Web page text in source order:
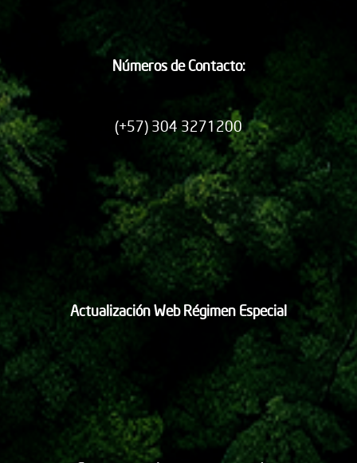
Números de Contacto:
(+57) 304 3271200
Actualización Web Régimen Especial